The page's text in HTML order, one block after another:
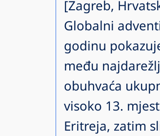
[Zagreb,
Globalni
godinu
među
obuhvaća
visoko 13.
Eritreja, zatim